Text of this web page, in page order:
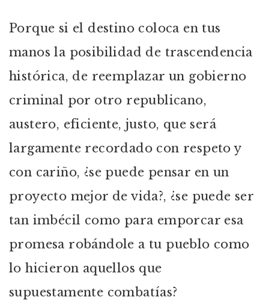
Porque si el destino coloca en tus
manos la posibilidad de trascendencia
histórica, de reemplazar un gobierno
criminal por otro republicano,
austero, eficiente, justo, que será
largamente recordado con respeto y
con cariño, ¿se puede pensar en un
proyecto mejor de vida?, ¿se puede ser
tan imbécil como para emporcar esa
promesa robándole a tu pueblo como
lo hicieron aquellos que
supuestamente combatías?